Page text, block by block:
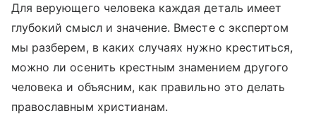
Для верующего человека каждая деталь имеет
глубокий смысл и значение. Вместе с экспертом
мы разберем, в каких случаях нужно креститься,
можно ли осенить крестным знамением другого
человека и объясним, как правильно это делать
православным христианам.